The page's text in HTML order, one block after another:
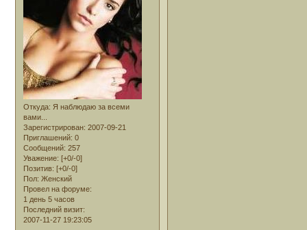
Откуда: Я наблюдаю за всеми
вами...
Зарегистрирован: 2007-09-21
Приглашений: 0
Сообщений: 257
Уважение: [+0/-0]
Позитив: [+0/-0]
Пол: Женский
Провел на форуме:
1 день 5 часов
Последний визит:
2007-11-27 19:23:05